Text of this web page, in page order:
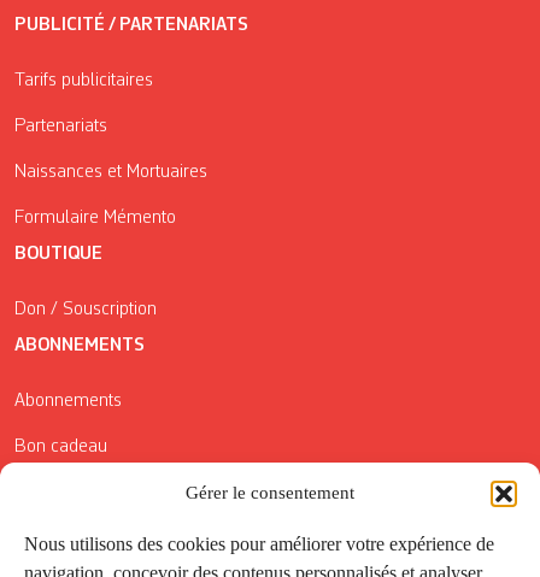
Gérer le consentement
Nous utilisons des cookies pour améliorer votre expérience de
navigation, concevoir des contenus personnalisés et analyser
PUBLICITÉ / PARTENARIATS
Tarifs publicitaires
Partenariats
Naissances et Mortuaires
Formulaire Mémento
BOUTIQUE
Don / Souscription
ABONNEMENTS
Abonnements
Bon cadeau
Conditions générales de vente
Réductions de la Carte Côté Courrier